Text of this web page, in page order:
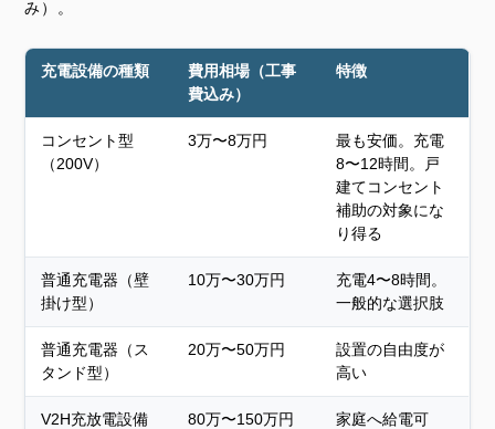
み）。
充電設備の種類
費用相場（工事
費込み）
特徴
コンセント型
（200V）
3万〜8万円
最も安価。充電
8〜12時間。戸
建てコンセント
補助の対象にな
り得る
普通充電器（壁
掛け型）
10万〜30万円
充電4〜8時間。
一般的な選択肢
普通充電器（ス
タンド型）
20万〜50万円
設置の自由度が
高い
V2H充放電設備 80万〜150万円
家庭へ給電可